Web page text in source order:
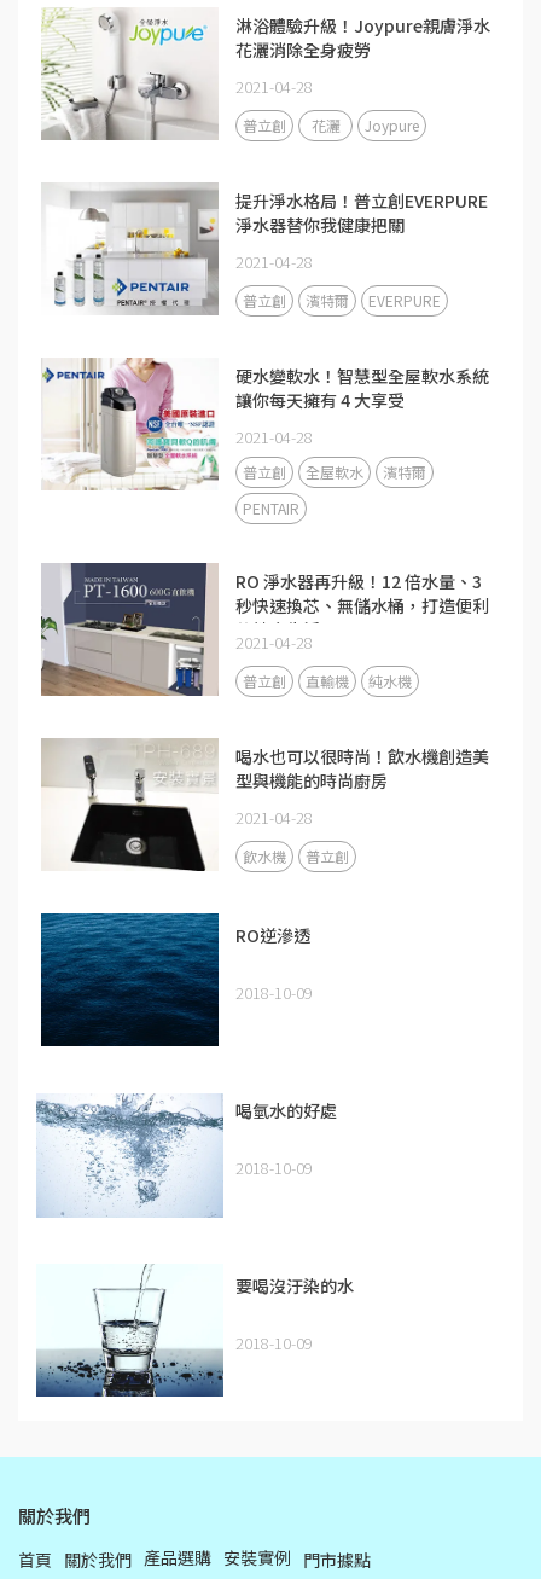
淋浴體驗升級！Joypure親膚淨水
花灑消除全身疲勞
2021-04-28
普立創 花灑 Joypure
提升淨水格局！普立創EVERPURE
淨水器替你我健康把關
2021-04-28
普立創 濱特爾 EVERPURE
硬水變軟水！智慧型全屋軟水系統
讓你每天擁有 4 大享受
2021-04-28
普立創 全屋軟水
濱特爾
PENTAIR
RO 淨水器再升級！12 倍水量、3
秒快速換芯、無儲水桶，打造便利
的健康生活
2021-04-28
普立創 直輸機 純水機
喝水也可以很時尚！飲水機創造美
型與機能的時尚廚房
2021-04-28
飲水機 普立創
RO逆滲透
2018-10-09
喝氫水的好處
2018-10-09
要喝沒汙染的水
2018-10-09
關於我們
首頁 關於我們 產品選購 安裝實例 門市據點